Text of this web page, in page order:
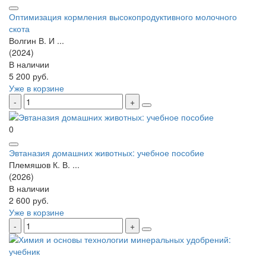
Оптимизация кормления высокопродуктивного молочного
скота
Волгин В. И ...
(2024)
В наличии
5 200 руб.
Уже в корзине
0
Эвтаназия домашних животных: учебное пособие
Племяшов К. В. ...
(2026)
В наличии
2 600 руб.
Уже в корзине